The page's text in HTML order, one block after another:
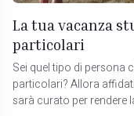
La tua vacanza
particolari
Sei quel tipo di persona
particolari? Allora
sarà curato per rendere